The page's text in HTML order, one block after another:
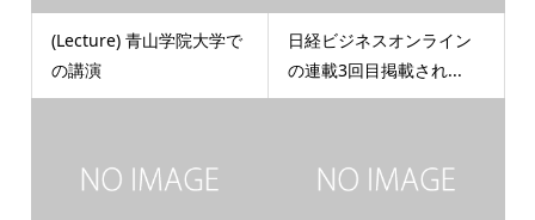
(Lecture) 青山学院大学で
の講演
日経ビジネスオンライン
の連載3回目掲載され...